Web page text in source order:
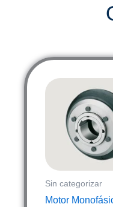
Sin categorizar
Motor